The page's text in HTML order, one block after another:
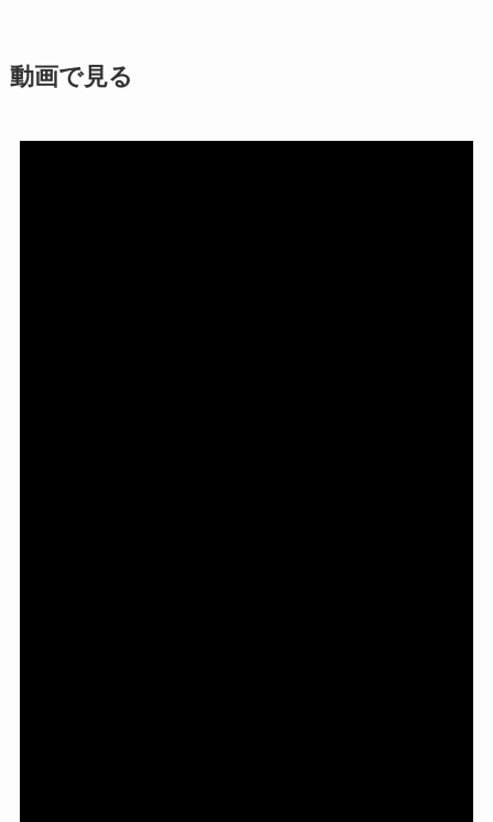
動画で見る